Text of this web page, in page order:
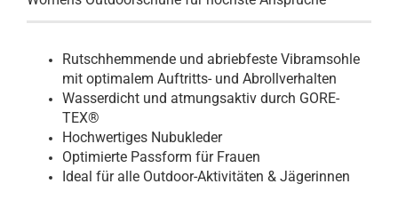
Rutschhemmende und abriebfeste Vibramsohle
mit optimalem Auftritts- und Abrollverhalten
Wasserdicht und atmungsaktiv durch GORE-
TEX®
Hochwertiges Nubukleder
Optimierte Passform für Frauen
Ideal für alle Outdoor-Aktivitäten & Jägerinnen